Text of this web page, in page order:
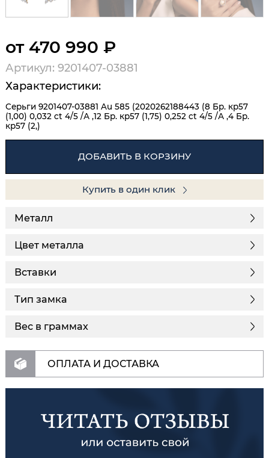
от 470 990 ₽
Артикул: 9201407-03881
Характеристики:
Серьги 9201407-03881 Au 585 (2020262188443 (8 Бр. кр57
(1,00) 0,032 ct 4/5 /А ,12 Бр. кр57 (1,75) 0,252 ct 4/5 /А ,4 Бр.
кр57 (2,)
ДОБАВИТЬ В КОРЗИНУ
Купить в один клик
Металл
Цвет металла
Вставки
Тип замка
Вес в граммах
ОПЛАТА И ДОСТАВКА